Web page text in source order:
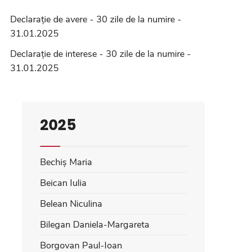
Declarație de avere - 30 zile de la numire -
31.01.2025
Declarație de interese - 30 zile de la numire -
31.01.2025
2025
Bechiș Maria
Beican Iulia
Belean Niculina
Bilegan Daniela-Margareta
Borgovan Paul-Ioan